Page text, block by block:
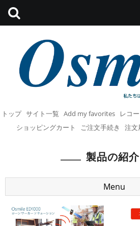
トップ サイト一覧 Add my favorites
レコ
ショッピングカート
ご注文手続き 注文
製品の紹介
Menu